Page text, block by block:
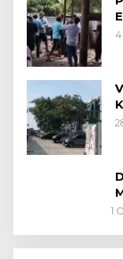
4
1